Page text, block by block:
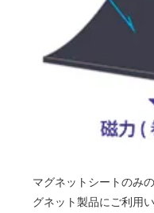
マグネットシートのみ
グネット製品にご利用